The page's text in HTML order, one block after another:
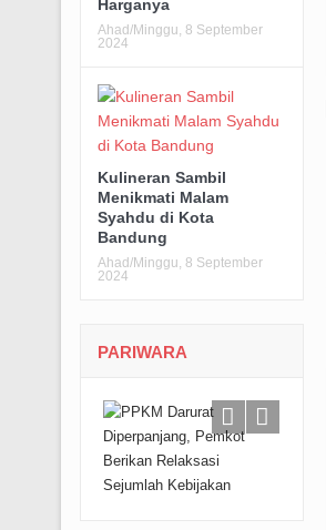
Harganya
Ahad/Minggu, 8 September
2024
Kulineran Sambil
Menikmati Malam
Syahdu di Kota
Bandung
Ahad/Minggu, 8 September
2024
PARIWARA